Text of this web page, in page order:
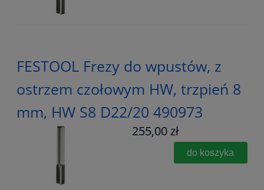
FESTOOL Frezy do wpustów, z
ostrzem czołowym HW, trzpień 8
mm, HW S8 D22/20 490973
255,00 zł
do koszyka